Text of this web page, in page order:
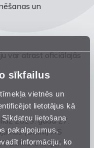
sīkfailus
vietnēs un
lietotājus kā
lietošana
pakalpojumus,
informāciju, ko
un
var atrast oficiālajās
2023. gada 27.
(UMM) AS
Baltic iekšējās